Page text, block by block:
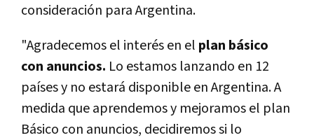
consideración para Argentina.
"Agradecemos el interés en el plan básico
con anuncios. Lo estamos lanzando en 12
países y no estará disponible en Argentina. A
medida que aprendemos y mejoramos el plan
Básico con anuncios, decidiremos si lo